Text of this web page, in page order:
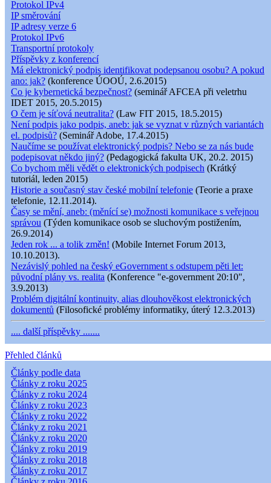
Protokol IPv4
IP směrování
IP adresy verze 6
Protokol IPv6
Transportní protokoly
Příspěvky z konferencí
Má elektronický podpis identifikovat podepsanou osobu? A pokud
ano: jak? (konference ÚOOÚ, 2.6.2015)
Co je kybernetická bezpečnost? (seminář AFCEA při veletrhu
IDET 2015, 20.5.2015)
O čem je síťová neutralita? (Law FIT 2015, 18.5.2015)
Není podpis jako podpis, aneb: jak se vyznat v různých variantách
el. podpisů? (Seminář Adobe, 17.4.2015)
Naučíme se používat elektronický podpis? Nebo se za nás bude
podepisovat někdo jiný? (Pedagogická fakulta UK, 20.2. 2015)
Co bychom měli vědět o elektronických podpisech (Krátký
tutoriál, leden 2015)
Historie a současný stav české mobilní telefonie (Teorie a praxe
telefonie, 12.11.2014).
Časy se mění, aneb: (měnící se) možnosti komunikace s veřejnou
správou (Týden komunikace osob se sluchovým postižením,
26.9.2014)
Jeden rok ... a tolik změn! (Mobile Internet Forum 2013,
10.10.2013).
Nezávislý pohled na český eGovernment s odstupem pěti let:
původní plány vs. realita (Konference "e-government 20:10",
3.9.2013)
Problém digitální kontinuity, alias dlouhověkost elektronických
dokumentů (Filosofické problémy informatiky, úterý 12.3.2013)
.... další příspěvky .......
Přehled článků
Články podle data
Články z roku 2025
Články z roku 2024
Články z roku 2023
Články z roku 2022
Články z roku 2021
Články z roku 2020
Články z roku 2019
Články z roku 2018
Články z roku 2017